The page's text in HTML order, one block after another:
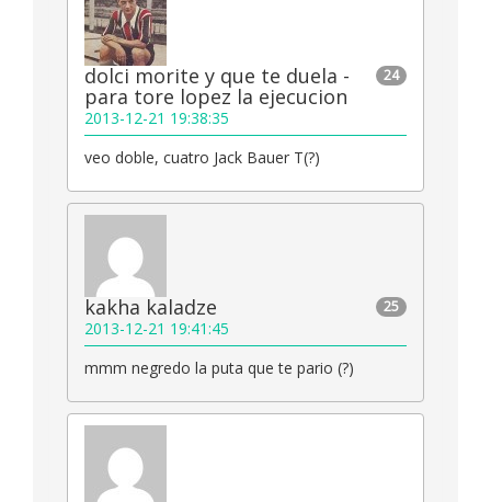
24
dolci morite y que te duela -
para tore lopez la ejecucion
2013-12-21 19:38:35
veo doble, cuatro Jack Bauer T(?)
25
kakha kaladze
2013-12-21 19:41:45
mmm negredo la puta que te pario (?)